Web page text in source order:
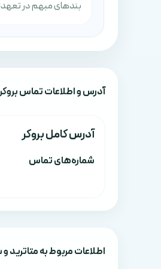
بندهای مبهم در
آدرس‌ و اطلاعات تماس
آدرس کامل بروکر
شماره‌های تماس
اطلاعات مربوط به متاترید